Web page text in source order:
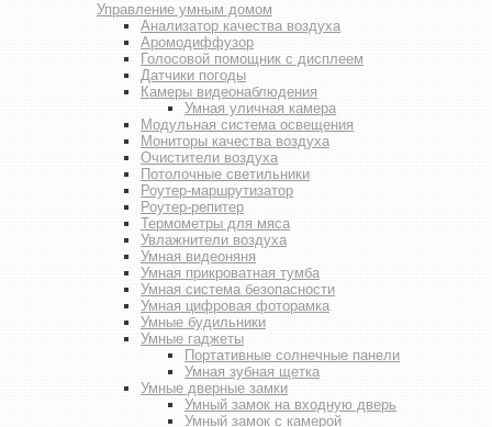
Управление умным домом
Анализатор качества воздуха
Аромодиффузор
Голосовой помощник с дисплеем
Датчики погоды
Камеры видеонаблюдения
Умная уличная камера
Модульная система освещения
Мониторы качества воздуха
Очистители воздуха
Потолочные светильники
Роутер-маршрутизатор
Роутер-репитер
Термометры для мяса
Увлажнители воздуха
Умная видеоняня
Умная прикроватная тумба
Умная система безопасности
Умная цифровая фоторамка
Умные будильники
Умные гаджеты
Портативные солнечные панели
Умная зубная щетка
Умные дверные замки
Умный замок на входную дверь
Умный замок с камерой